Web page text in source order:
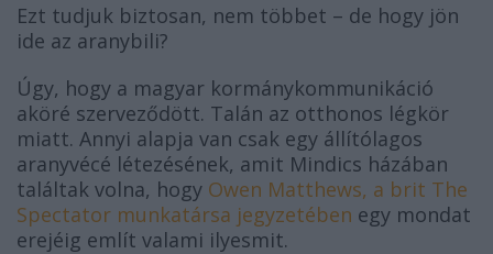
Ezt tudjuk biztosan, nem többet – de hogy jön
ide az aranybili?
Úgy, hogy a magyar kormánykommunikáció
aköré szerveződött. Talán az otthonos légkör
miatt. Annyi alapja van csak egy állítólagos
aranyvécé létezésének, amit Mindics házában
találtak volna, hogy Owen Matthews, a brit The
Spectator munkatársa jegyzetében egy mondat
erejéig említ valami ilyesmit.